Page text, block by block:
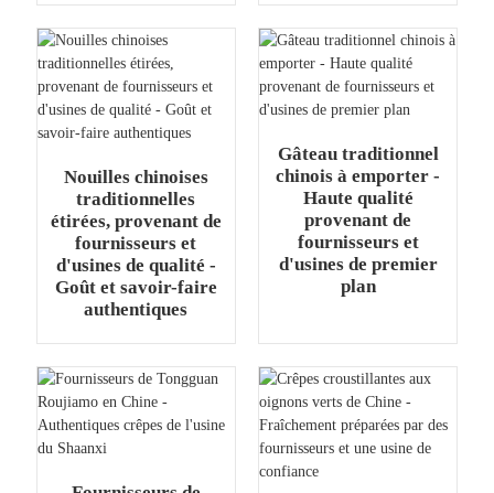
Nouilles chinoises
traditionnelles
étirées, provenant de
fournisseurs et
d'usines de qualité -
Goût et savoir-faire
authentiques
Gâteau traditionnel
chinois à emporter -
Haute qualité
provenant de
fournisseurs et
d'usines de premier
plan